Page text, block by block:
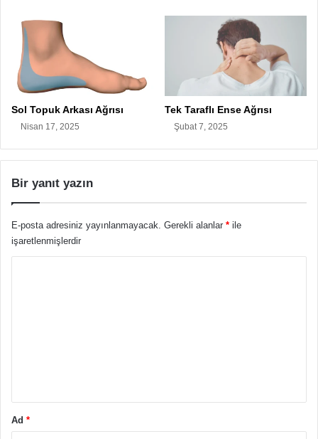
Sol Topuk Arkası Ağrısı
Nisan 17, 2025
Tek Taraflı Ense Ağrısı
Şubat 7, 2025
Bir yanıt yazın
E-posta adresiniz yayınlanmayacak. Gerekli alanlar * ile
işaretlenmişlerdir
Ad *